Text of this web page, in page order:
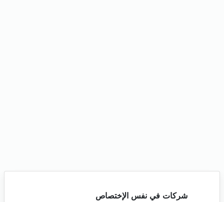
شركات في نفس الإختصاص